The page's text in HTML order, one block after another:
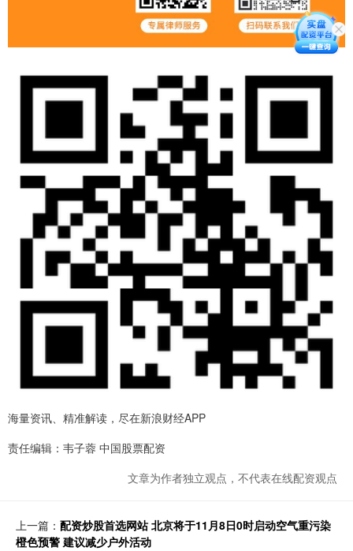
海量资讯、精准解读，尽在新浪财经APP
责任编辑：韦子蓉 中国股票配资
文章为作者独立观点，不代表在线配资观点
上一篇： 配资炒股首选网站 北京将于11月8日0时启动空气重污染
橙色预警 建议减少户外活动